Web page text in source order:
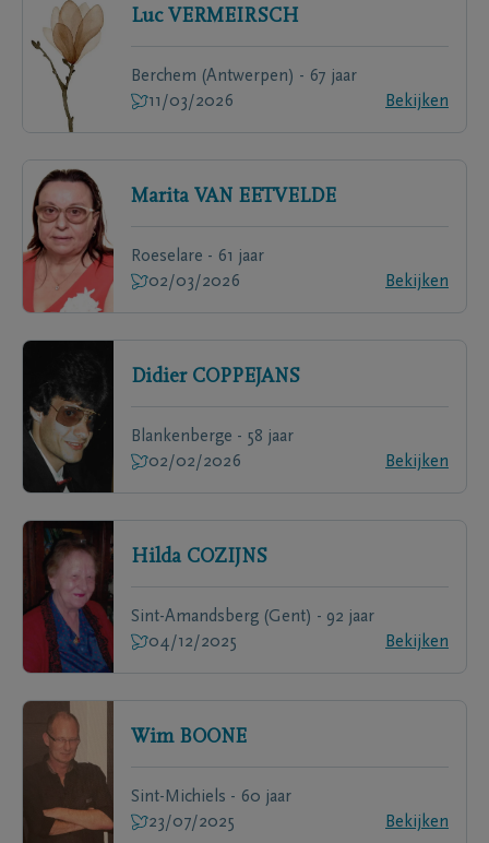
Luc VERMEIRSCH
Berchem (Antwerpen) - 67 jaar
11/03/2026
Bekijken
Marita VAN EETVELDE
Roeselare - 61 jaar
02/03/2026
Bekijken
Didier COPPEJANS
Blankenberge - 58 jaar
02/02/2026
Bekijken
Hilda COZIJNS
Sint-Amandsberg (Gent) - 92 jaar
04/12/2025
Bekijken
Wim BOONE
Sint-Michiels - 60 jaar
23/07/2025
Bekijken